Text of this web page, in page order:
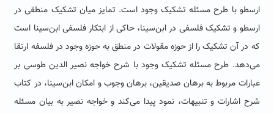
ارسطو با طرح مسئله تشکیک وجود است. تمایز میان تشکیک منطقی در
ارسطو و تشکیک فلسفی در ابن‌سینا، حاکی از ابتکار فلسفی ابن‌سینا است
که در آن تشکیک را از حوزه مقولات در منطق به حوزه وجود در فلسفه ارتقا
می‌دهد. طرح مسئله تشکیک وجود با شرح خواجه نصیر الدین طوسی بر
عبارات مربوط به برهان صدیقین، برهان وجوب و امکان ابن‌سینا، در کتاب
شرح اشارات و تنبیهات، نمود پیدا می‌کند و خواجه نصیر به بیان مسئله